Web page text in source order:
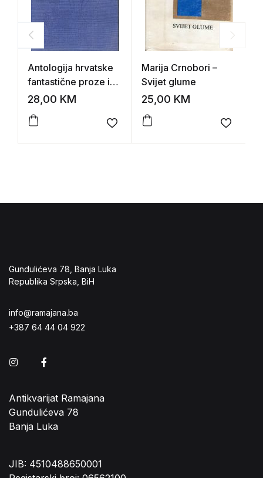
Antologija hrvatske
fantastične proze i
slikarstva
28,00 KM
Add to wishlist
Marija Crnobori –
Svijet glume
25,00 KM
Add to
Gundulićeva 78, Banja Luka
Republika Srpska, BiH
info@ramajana.ba
+387 64 44 04 922
Instagram
Antikvarijat Ramajana
Gundulićeva 78
Banja Luka
JIB: 4510488650001